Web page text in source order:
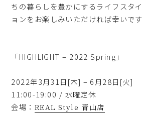
ちの暮らしを豊かにするライフスタ
ョンをお楽しみいただければ幸いです
「HIGHLIGHT – 2022 Spring」
2022年3月31日[木] – 6月28日[火]
11:00-19:00 / 水曜定休
会場： REAL Style 青山店